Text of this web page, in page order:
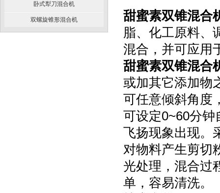
卧式犁刀混合机
双螺旋锥形混合机
甜蜜素双锥混合
脂、化工原料、
混合，并可应用
甜蜜素双锥混合
或加其它添加物
可任意倾斜角度
可设定0~60分
飞扬现象出现。
对物料产生剪切
光处理，混合过
单，容易清洗。